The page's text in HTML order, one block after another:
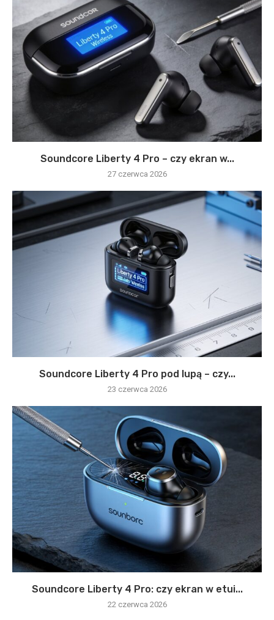
Soundcore Liberty 4 Pro – czy ekran w...
27 czerwca 2026
Soundcore Liberty 4 Pro pod lupą – czy...
23 czerwca 2026
Soundcore Liberty 4 Pro: czy ekran w etui...
22 czerwca 2026